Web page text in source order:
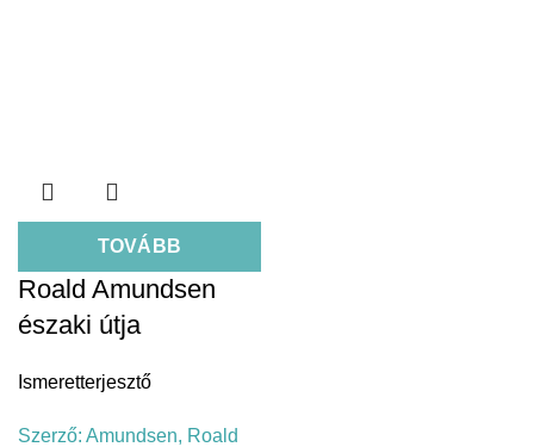
TOVÁBB
Roald Amundsen
északi útja
Ismeretterjesztő
Szerző: Amundsen, Roald